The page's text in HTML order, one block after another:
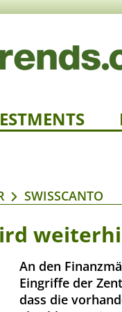
SWISSCANTO
An den
Eingriffe der
dass die